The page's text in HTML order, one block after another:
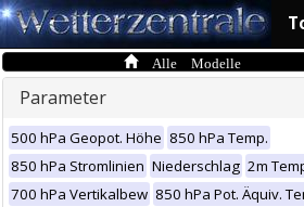
Alle Modelle
Parameter
500 hPa Geopot. Höhe 850 hPa Temp.
850 hPa Stromlinien Niederschlag 2m
700 hPa Vertikalbew 850 hPa Pot. Äquiv.